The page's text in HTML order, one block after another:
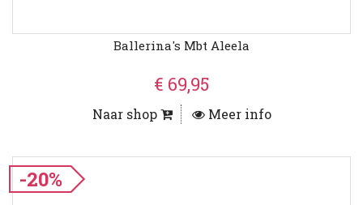
Ballerina's Mbt Aleela
€ 69,95
Naar shop Meer info
-20%